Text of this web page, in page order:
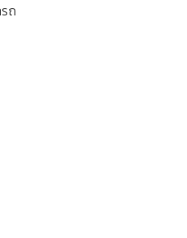
ถ